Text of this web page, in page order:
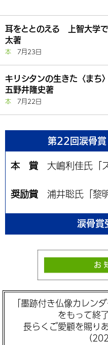
耳をととのえる 上智大学
太著
本 7月23日
キリシタンの生きた〈ま
五野井隆史著
本 7月22日
第22回涙骨賞
本 賞 大嶋利佳氏「
奨励賞 浦井聡氏「黎
涙骨賞
「墨跡付き仏像カレン
をもって終
長らくご愛顧を賜り
（